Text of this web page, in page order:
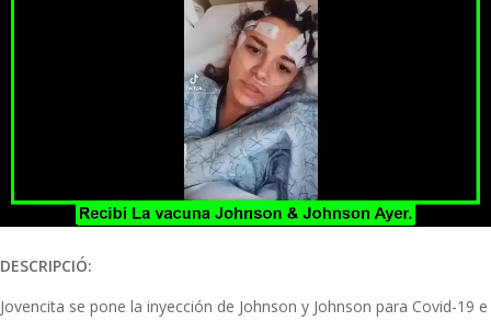
DESCRIPCIÓ:
Jovencita se pone la inyección de Johnson y Johnson para Covid-19 e